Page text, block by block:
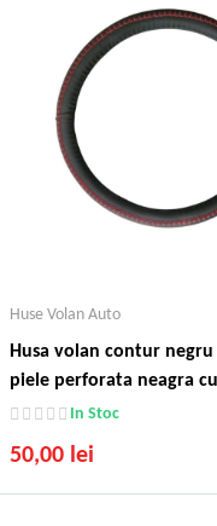
Huse Volan Auto
Husa volan contur
piele perforata neagra
In Stoc
50,00 lei